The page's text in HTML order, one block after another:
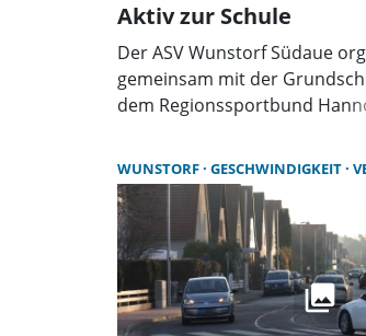
Aktiv zur Schule
Der ASV Wunstorf Südaue
gemeinsam mit der
dem Regionssportbund
Klassen können Preise
WUNSTORF GESCHWINDIGKEIT